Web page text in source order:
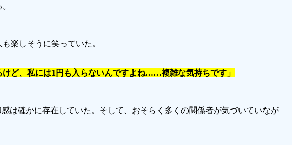
楽しそうに笑っていた。
ど、私には1円も入らないんですよね……複雑な気持ちです」
は確かに存在していた。そして、おそらく多くの関係者が気づいていなが